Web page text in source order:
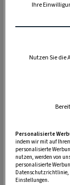
„Servus
Nutzen Sie
Ihre
Nutzen Sie die
Personalisierte
indem wir mit auf
personalisierte
nutzen, werden von
personalisierte
Datenschutzrichtlinie,
Einstellungen.